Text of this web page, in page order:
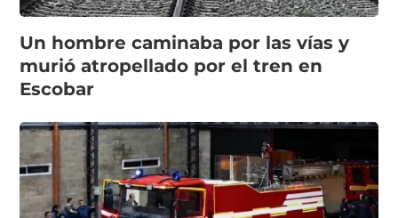
Un hombre caminaba por las vías y
murió atropellado por el tren en
Escobar